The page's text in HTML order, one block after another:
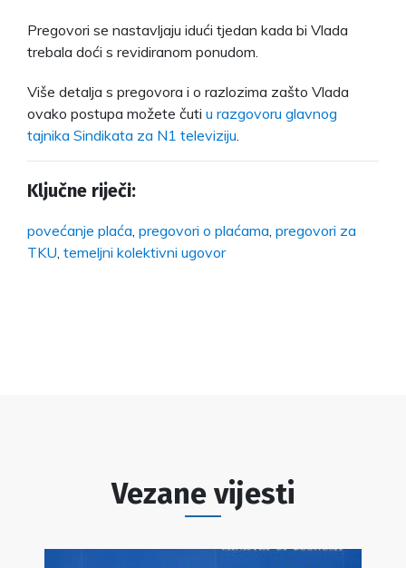
Pregovori se nastavljaju idući tjedan kada bi Vlada
trebala doći s revidiranom ponudom.
Više detalja s pregovora i o razlozima zašto Vlada
ovako postupa možete čuti u razgovoru glavnog
tajnika Sindikata za N1 televiziju
Ključne riječi:
povećanje plaća pregovori o plaćama pregovori za
TKU temeljni kolektivni ugovor
Vezane vijesti